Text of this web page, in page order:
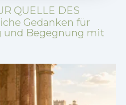
QUELLE DES
Gedanken für
und Begegnung mit